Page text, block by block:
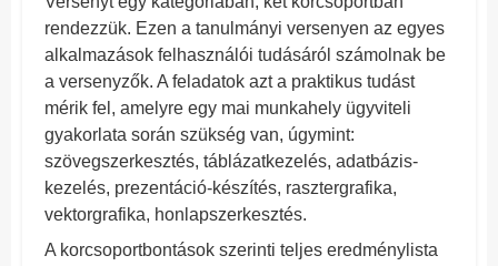
rendezzük. Ezen a tanulmányi versenyen az egyes
alkalmazások felhasználói tudásáról számolnak be
a versenyzők. A feladatok azt a praktikus tudást
mérik fel, amelyre egy mai munkahely ügyviteli
gyakorlata során szükség van, úgymint:
szövegszerkesztés, táblázatkezelés, adatbázis-
kezelés, prezentáció-készítés, rasztergrafika,
vektorgrafika, honlapszerkesztés.
A korcsoportbontások szerinti teljes eredménylista